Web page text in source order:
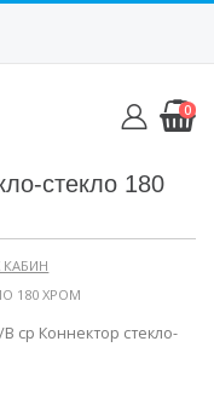
0
стекло 180
180 ХРОМ